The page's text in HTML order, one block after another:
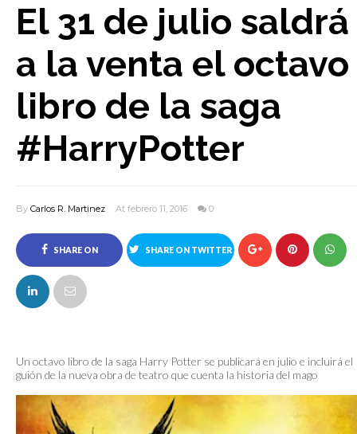
El 31 de julio saldrá
a la venta el octavo
libro de la saga
#HarryPotter
By Carlos R. Martinez At febrero 11, 2016 0
SHARE ON
FACEBOOK
SHARE ON TWITTER
Un octavo libro de la saga Harry Potter se publicará en julio e incluirá el
guión de la nueva obra de teatro que cuenta la historia del mago